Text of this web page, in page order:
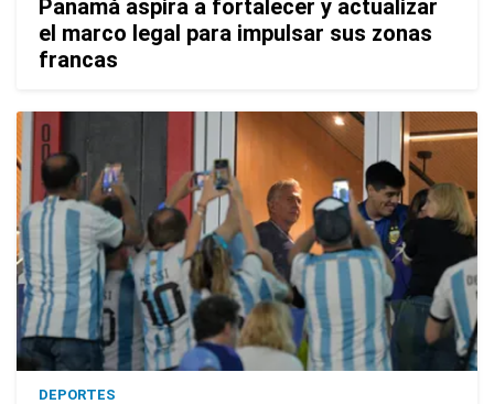
Panamá aspira a fortalecer y actualizar
el marco legal para impulsar sus zonas
francas
DEPORTES